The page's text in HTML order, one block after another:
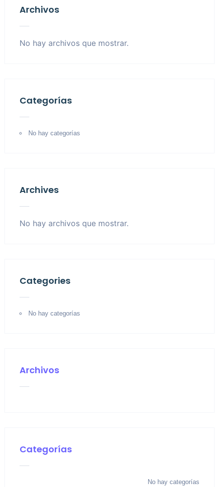
Archivos
No hay archivos que mostrar.
Categorías
No hay categorías
Archives
No hay archivos que mostrar.
Categories
No hay categorías
Archivos
Categorías
No hay categorías